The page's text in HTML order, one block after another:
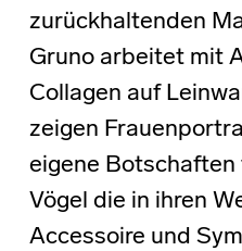
zurückhaltenden
Gruno arbeitet mit
Collagen auf
zeigen
eigene
Vögel die in ihren
Accessoire und